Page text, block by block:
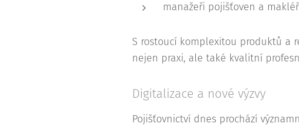
manažeři pojišťoven a
S rostoucí komplexitou produktů a
nejen praxi, ale také kvalitní
Digitalizace a nové výzvy
Pojišťovnictví dnes prochází